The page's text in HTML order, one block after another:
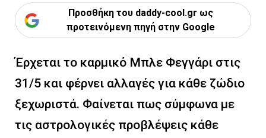
Προσθήκη του daddy-cool.gr ως
προτεινόμενη πηγή στην Google
Έρχεται το καρμικό Μπλε Φεγγάρι στις
31/5 και φέρνει αλλαγές για κάθε ζώδιο
ξεχωριστά. Φαίνεται πως σύμφωνα με
τις αστρολογικές προβλέψεις κάθε